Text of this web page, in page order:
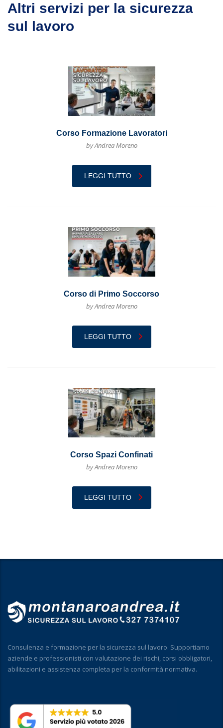
Altri servizi per la sicurezza
sul lavoro
Corso Formazione Lavoratori
by Andrea Moreno
LEGGI TUTTO
Corso di Primo Soccorso
by Andrea Moreno
LEGGI TUTTO
Corso Spazi Confinati
by Andrea Moreno
LEGGI TUTTO
Consulenza e formazione per la sicurezza sul lavoro. Supportiamo
aziende e professionisti con valutazione dei rischi, corsi obbligatori,
abilitazioni e assistenza completa per la conformità normativa.